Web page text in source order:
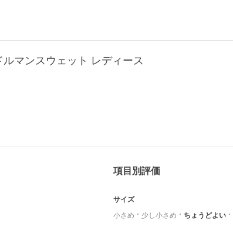
マンスウェット レディース
項目別評価
サイズ
小さめ
少し小さめ ちょうどよい